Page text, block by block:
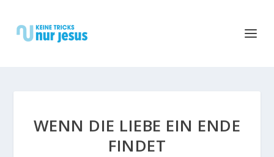
WENN DIE LIEBE EIN ENDE
FINDET